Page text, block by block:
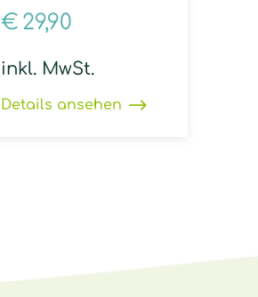
€ 29,90
inkl. MwSt.
Details ansehen